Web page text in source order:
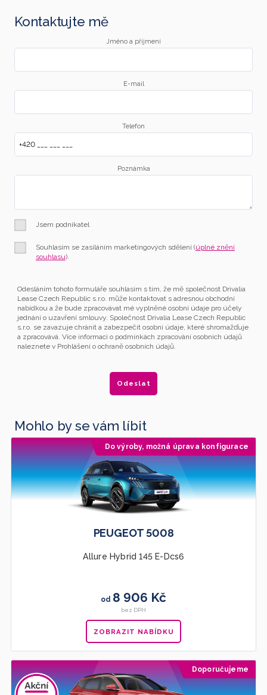
Kontaktujte mě
Jméno a příjmení
E-mail
Telefon
Poznámka
Jsem podnikatel
Souhlasím se zasíláním marketingových sdělení (úplné znění
souhlasu).
Odesláním tohoto formuláře souhlasím s tím, že mě společnost Drivalia
Lease Czech Republic s.r.o. může kontaktovat s adresnou obchodní
nabídkou a že bude zpracovávat mé vyplněné osobní údaje pro účely
jednání o uzavření smlouvy. Společnost Drivalia Lease Czech Republic
s.r.o. se zavazuje chránit a zabezpečit osobní údaje, které shromažďuje
a zpracovává. Více informací o podmínkách zpracování osobních údajů
naleznete v Prohlášení o ochraně osobních údajů.
Mohlo by se vám líbit
Do výroby, možná úprava konfigurace
PEUGEOT 5008
Allure Hybrid 145 E-Dcs6
od 8 906 Kč
bez DPH
ZOBRAZIT NABÍDKU
Doporučujeme